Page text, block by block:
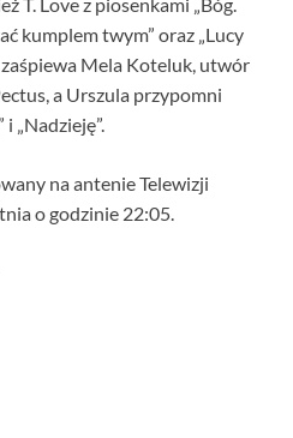
T. Love z piosenkami „Bóg.
kumplem twym” oraz „Lucy
zaśpiewa Mela Koteluk, utwór
a Urszula przypomni
„Nadzieję”.
na antenie Telewizji
o godzinie 22:05.